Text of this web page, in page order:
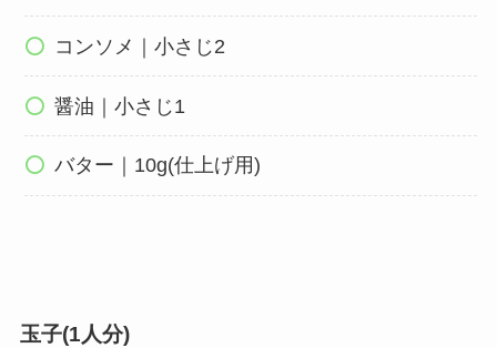
コンソメ｜小さじ2
醤油｜小さじ1
バター｜10g(仕上げ用)
玉子(1人分)